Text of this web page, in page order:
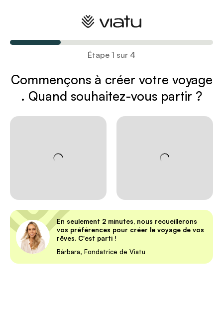
Étape 1 sur 4
Commençons à créer votre voyage
. Quand souhaitez-vous partir ?
En seulement 2 minutes, nous recueillerons
vos préférences pour créer le voyage de vos
rêves. C'est parti !
Bárbara, Fondatrice de Viatu